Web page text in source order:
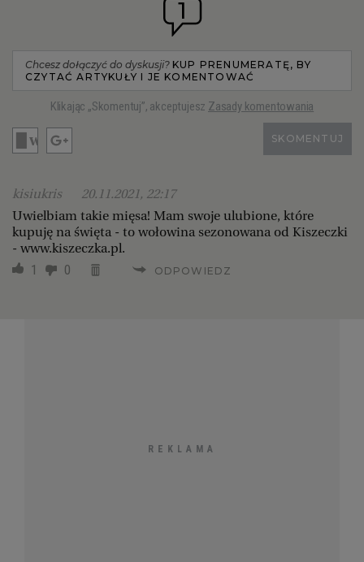
1
Chcesz dołączyć do dyskusji? KUP PRENUMERATĘ, BY
CZYTAĆ ARTYKUŁY I JE KOMENTOWAĆ
Klikając „Skomentuj”, akceptujesz Zasady komentowania
SKOMENTUJ
kisiukris
20.11.2021, 22:17
Uwielbiam takie mięsa! Mam swoje ulubione, które
kupuję na święta - to wołowina sezonowana od Kiszeczki
- www.kiszeczka.pl.
1 0 ODPOWIEDZ